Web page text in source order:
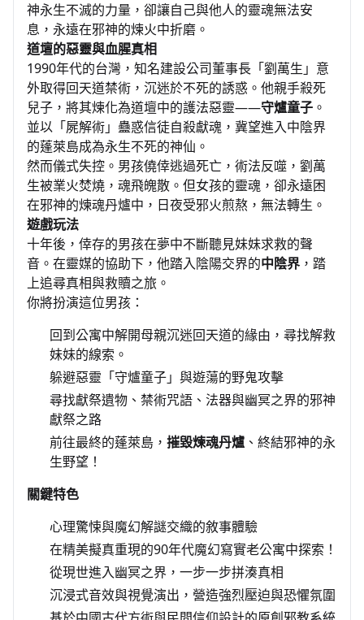
神永生不滅的力量，卻讓自己與他人的靈魂無法安
息，永遠在邪神的煉火中折磨。
道壇的惡靈與血腥真相
1990年代的台灣，知名建設公司董事長「劉萬生」意
外取得回天道禁術，沉迷於不死的誘惑。他親手殺死
兒子，將其煉化為道壇中的護法惡靈——守爐童子 。
並以「屍解術」蠱惑信徒自殺獻魂，冀望進入中陰界
的蓬萊島成為永生不死的神仙。
然而儀式失控。男孩僥倖逃過死亡，術法反噬，劉萬
生被業火焚燒，魂飛魄散。但女孩的靈魂，卻永遠困
在邪神的煉魂丹爐中，日夜受邪火煎熬，無法轉生。
遊戲玩法
十年後，倖存的男孩在夢中不斷聽見妹妹求救的聲
音。在靈媒的協助下，他踏入陰陽交界的中陰界 ，踏
上追尋真相與救贖之旅。
你將扮演這位男孩：
回到公寓中解開母親沉迷回天道的緣由，尋找解救
妹妹的線索。
躲避惡靈「守爐童子」與遊蕩的野鬼攻擊
尋找獻祭遺物、禁術咒語、法器與幽冥之界的邪神
獻祭之路
前往最終的蓬萊島， 摧毀煉魂丹爐 、終結邪神的永
生野望！
關鍵特色
心理驚悚與魔幻解謎交織的敘事體驗
在精美擬真重現的90年代魔幻寫實老公寓中探索！
從現世進入幽冥之界，一步一步拼湊真相
沉浸式音效與視覺演出，營造強烈壓迫與恐懼氛圍